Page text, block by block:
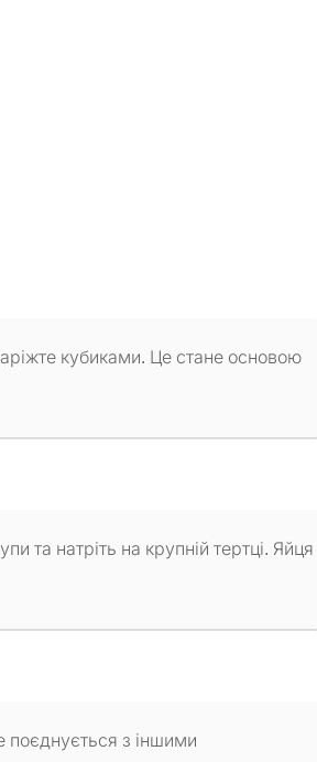
кубиками. Це стане основою
та натріть на крупній тертці. Яйця
поєднується з іншими